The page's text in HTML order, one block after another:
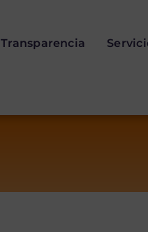
Transparencia